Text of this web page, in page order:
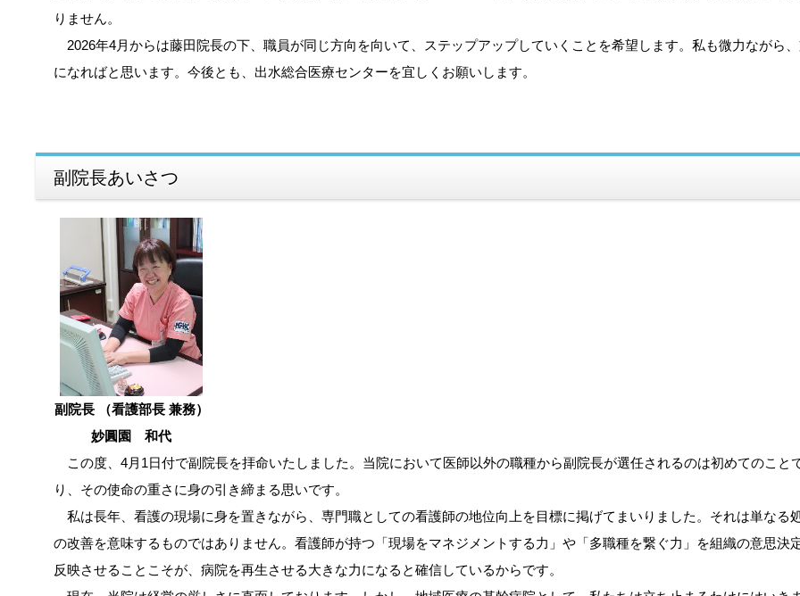
りません。
2026年4月からは藤田院長の下、職員が同じ方向を向いて、ステップアップしていくことを希望します。私も微力ながら、
になればと思います。今後とも、出水総合医療センターを宜しくお願いします。
副院長あいさつ
副院長 （看護部長 兼務）
妙圓園 和代
この度、4月1日付で副院長を拝命いたしました。当院において医師以外の職種から副院長が選任されるのは初めてのこと
り、その使命の重さに身の引き締まる思いです。
私は長年、看護の現場に身を置きながら、専門職としての看護師の地位向上を目標に掲げてまいりました。それは単なる
の改善を意味するものではありません。看護師が持つ「現場をマネジメントする力」や「多職種を繋ぐ力」を組織の意思決
反映させることこそが、病院を再生させる大きな力になると確信しているからです。